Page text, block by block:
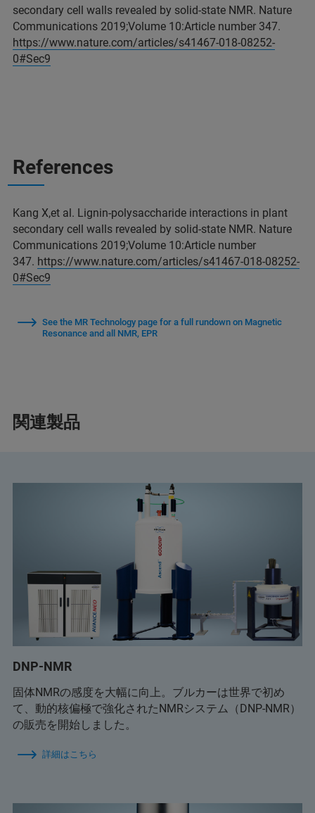
secondary cell walls revealed by solid-state NMR. Nature
Communications 2019;Volume 10:Article number 347.
https://www.nature.com/articles/s41467-018-08252-
0#Sec9
References
Kang X,et al. Lignin-polysaccharide interactions in plant
secondary cell walls revealed by solid-state NMR. Nature
Communications 2019;Volume 10:Article number
347. https://www.nature.com/articles/s41467-018-08252-
0#Sec9
See the MR Technology page for a full rundown on Magnetic
Resonance and all NMR, EPR
関連製品
DNP-NMR
固体NMRの感度を大幅に向上。ブルカーは世界で初め
て、動的核偏極で強化されたNMRシステム（DNP-NMR）
の販売を開始しました。
詳細はこちら